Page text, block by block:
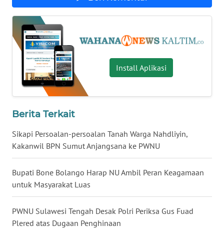
Install Aplikasi
Berita Terkait
Sikapi Persoalan-persoalan Tanah Warga Nahdliyin,
Kakanwil BPN Sumut Anjangsana ke PWNU
Bupati Bone Bolango Harap NU Ambil Peran Keagamaan
untuk Masyarakat Luas
PWNU Sulawesi Tengah Desak Polri Periksa Gus Fuad
Plered atas Dugaan Penghinaan
WN
NUSANTARA
WN
JOGJA
WN
WN
BALI
WN
KALBAR
WN
KALTENG